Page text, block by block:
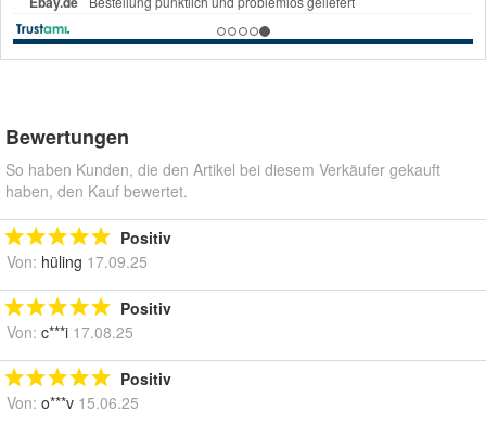
Bewertungen
So haben Kunden, die den Artikel bei diesem Verkäufer gekauft
haben, den Kauf bewertet.
Positiv
Von: hüling 17.09.25
Positiv
Von: c***i 17.08.25
Positiv
Von: o***v 15.06.25